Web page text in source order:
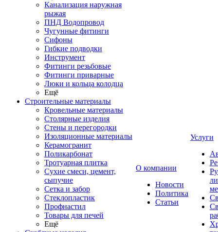
Канализация наружная
рыжая
ПНД Водопровод
Чугунные фитинги
Сифоны
Гибкие подводки
Инструмент
Фитинги резьбовые
Фитинги приварные
Люки и кольца колодца
Ещё
Строительные материалы
Кровельные материалы
Столярные изделия
Стены и перегородки
Изоляционные материалы
Керамогранит
Поликарбонат
Тротуарная плитка
Сухие смеси, цемент,
сыпучие
Сетка и забор
Стеклопластик
Профнастил
Товары для печей
Ещё
О компании
Новости
Политика
Статьи
Услуги